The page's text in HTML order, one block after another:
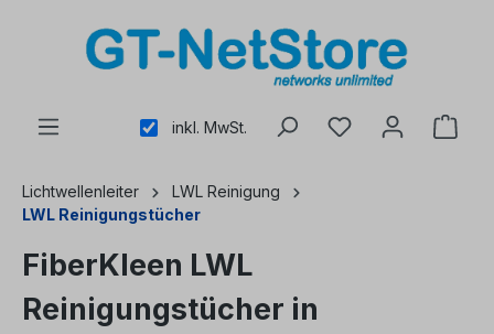
inkl. MwSt.
Lichtwellenleiter
LWL Reinigung
LWL Reinigungstücher
FiberKleen LWL
Reinigungstücher in